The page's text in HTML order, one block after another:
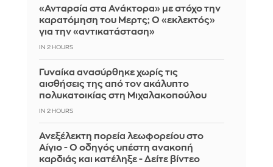
«Ανταρσία στα Ανάκτορα» με στόχο την
καρατόμηση του Μερτς; Ο «εκλεκτός»
για την «αντικατάσταση»
IN 2 HOURS
Γυναίκα ανασύρθηκε χωρίς τις
αισθήσεις της από τον ακάλυπτο
πολυκατοικίας στη Μιχαλακοπούλου
IN 2 HOURS
Ανεξέλεκτη πορεία λεωφορείου στο
Αίγιο - Ο οδηγός υπέστη ανακοπή
καρδιάς και κατέληξε - Δείτε βίντεο